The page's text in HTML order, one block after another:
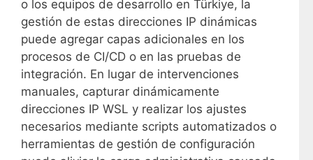
o los equipos de desarrollo en Türkiye, la
gestión de estas direcciones IP dinámicas
puede agregar capas adicionales en los
procesos de CI/CD o en las pruebas de
integración. En lugar de intervenciones
manuales, capturar dinámicamente
direcciones IP WSL y realizar los ajustes
necesarios mediante scripts automatizados o
herramientas de gestión de configuración